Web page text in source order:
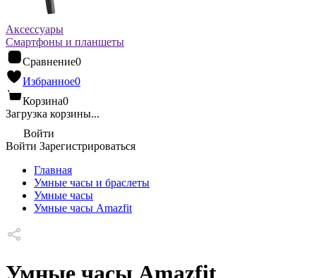
Аксессуары
Смартфоны и планшеты
Сравнение0
Избранное0
Корзина0
Загрузка корзины...
Войти
Войти Зарегистрироваться
Главная
Умные часы и браслеты
Умные часы
Умные часы Amazfit